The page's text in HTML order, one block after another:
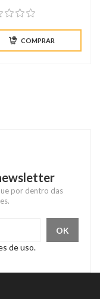
COMPRAR
por dentro das
de uso.